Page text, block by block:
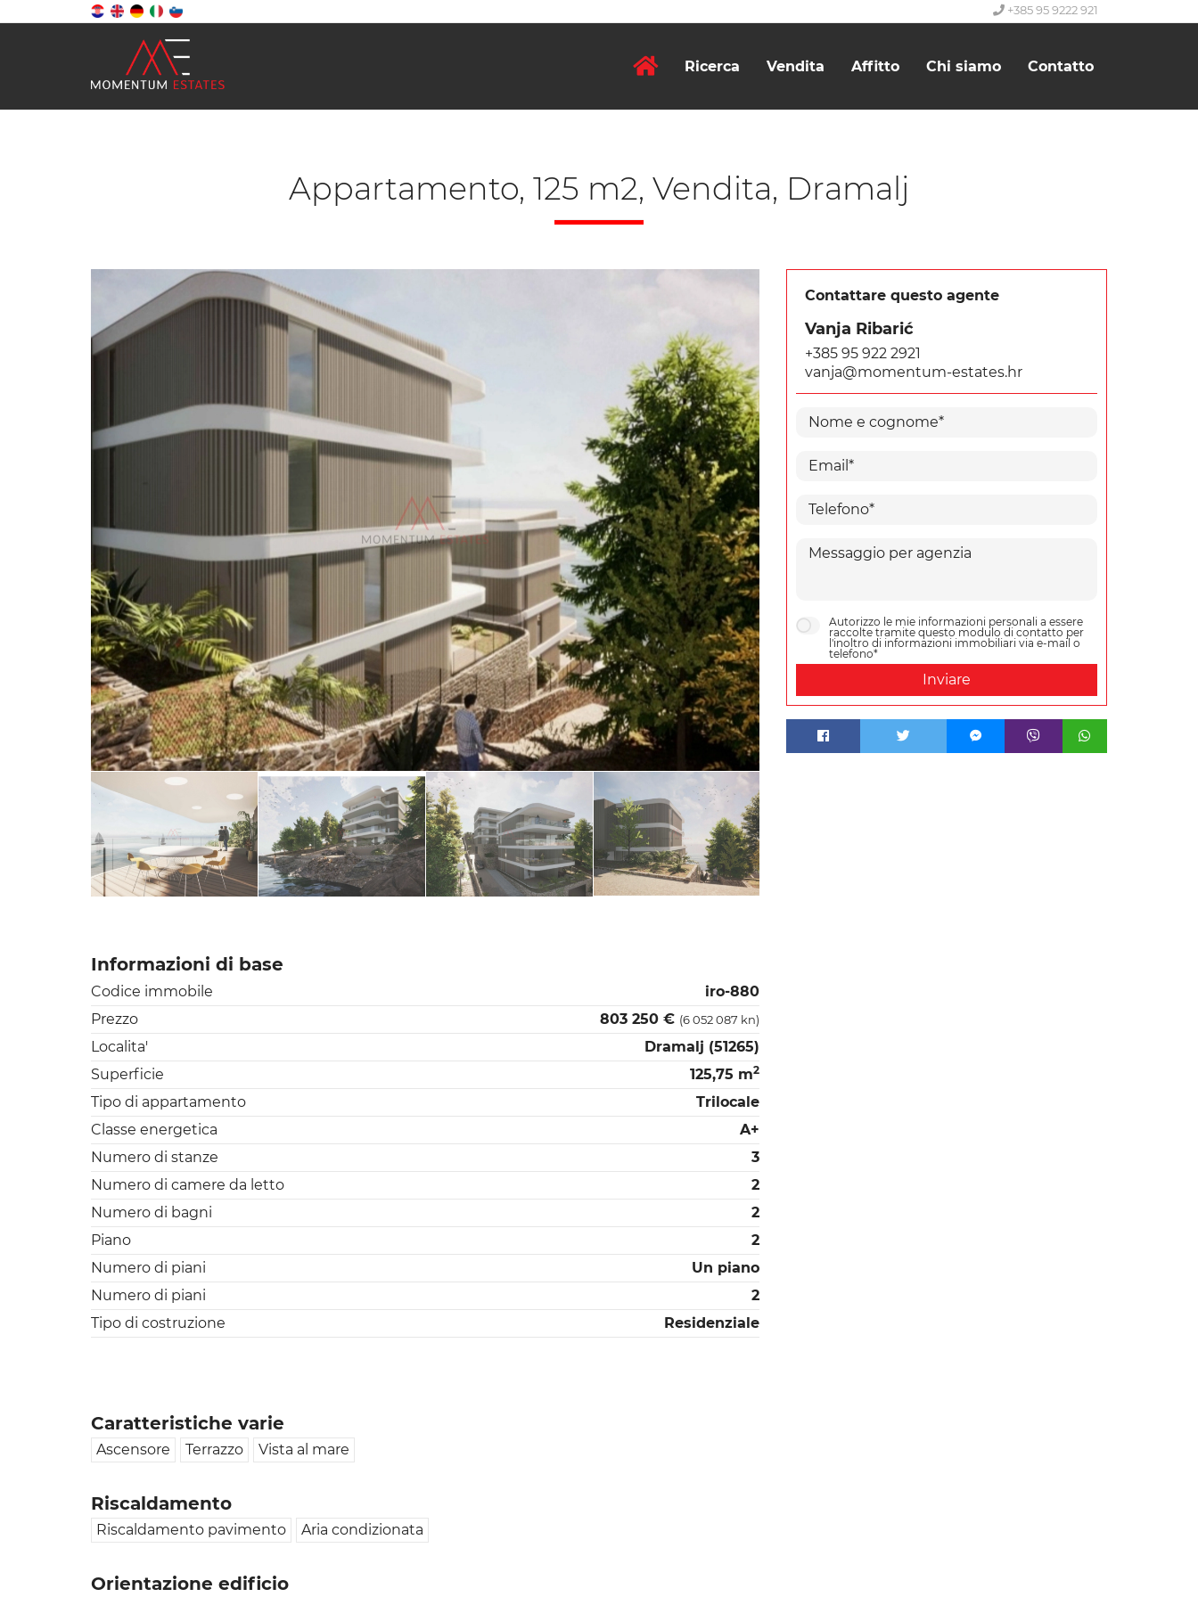
+385 95 9222 921
Ricerca Vendita Affitto Chi siamo Contatto
Appartamento, 125 m2, Vendita, Dramalj
Informazioni di base
Codice immobile
iro-880
Prezzo
803 250 € (6 052 087 kn)
Localita'
Dramalj (51265)
Superficie
125,75 m2
Tipo di appartamento
Trilocale
Classe energetica
A+
Numero di stanze
3
Numero di camere da letto
2
Numero di bagni
2
Piano
2
Numero di piani
Un piano
Numero di piani
2
Tipo di costruzione
Residenziale
Caratteristiche varie
Ascensore Terrazzo Vista al mare
Riscaldamento
Riscaldamento pavimento Aria condizionata
Orientazione edificio
Contattare questo agente
Vanja Ribarić
+385 95 922 2921
vanja@momentum-estates.hr
Autorizzo le mie informazioni personali a essere
raccolte tramite questo modulo di contatto per
l'inoltro di informazioni immobiliari via e-mail o
telefono*
Inviare